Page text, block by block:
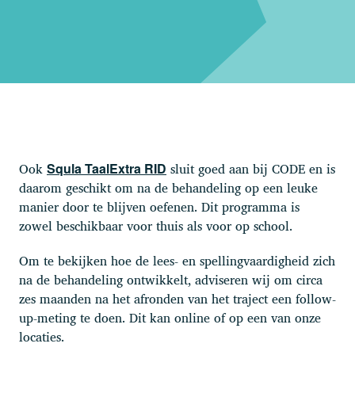
Ook Squla TaalExtra RID sluit goed aan bij CODE en is
daarom geschikt om na de behandeling op een leuke
manier door te blijven oefenen. Dit programma is
zowel beschikbaar voor thuis als voor op school.
Om te bekijken hoe de lees- en spellingvaardigheid zich
na de behandeling ontwikkelt, adviseren wij om circa
zes maanden na het afronden van het traject een follow-
up-meting te doen. Dit kan online of op een van onze
locaties.